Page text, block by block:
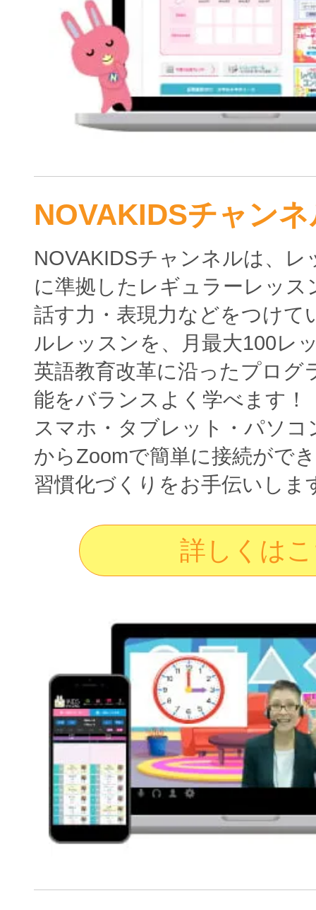
NOVAKIDSチャン
NOVAKIDSチャンネルは、
に準拠したレギュラーレッス
話す力・表現力などをつけて
ルレッスンを、月最大100レ
英語教育改革に沿ったプログ
能をバランスよく学べます！
スマホ・タブレット・パソ
からZoomで簡単に接続がで
習慣化づくりをお手伝いしま
詳しくは